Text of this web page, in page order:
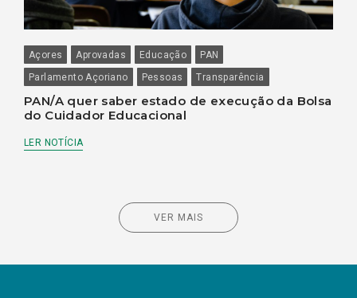
Açores Aprovadas Educação
PAN
Parlamento Açoriano
Pessoas Transparência
PAN/A quer saber estado de execução da Bolsa
do Cuidador Educacional
LER NOTÍCIA
VER MAIS